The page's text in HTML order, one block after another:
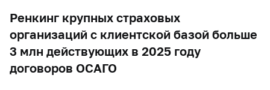
Ренкинг крупных страховых
организаций с клиентской базой больше
3 млн действующих в 2025 году
договоров ОСАГО